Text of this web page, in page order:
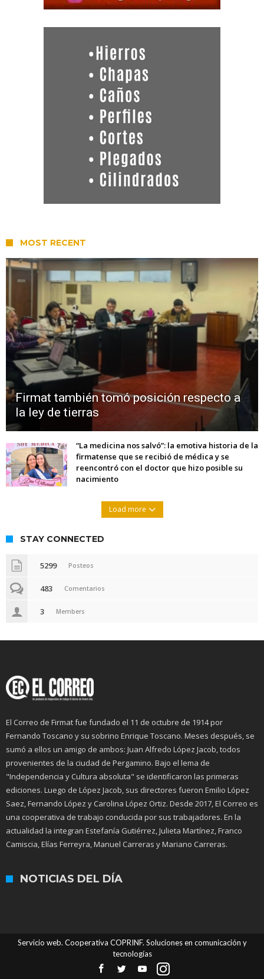
MOST RECENT
Firmat también tomó posición respecto a
la ley de tierras
“La medicina nos salvó”: la emotiva historia de la
firmatense que se recibió de médica y se
reencontró con el doctor que hizo posible su
nacimiento
Load more
STAY CONNECTED
5299 Posteos
483 Comentarios
3 Members
El Correo de Firmat fue fundado el 11 de octubre de 1914 por
Fernando Toscano y su sobrino Enrique Toscano. Meses después, se
sumó a ellos un amigo de ambos: Juan Alfredo López Jacob, todos
provenientes de la ciudad de Pergamino. Bajo el lema de
"Independencia y Cultura absoluta" se identificaron las primeras
ediciones. Luego de López Jacob, sus directores fueron Emilio López
Saez, Fernando López y Carolina López Ortiz. Desde 2017, El Correo es
una cooperativa de trabajo conducida por sus trabajadores. En la
actualidad la integran Estefanía Gutiérrez, Julieta Martínez, Franco
Camiscia, Elías Ferreyra, Manuel Carreras y Mariano Carreras.
NOTICIAS DEL DÍA
Servicio web. Cooperativa COPRINF. Soluciones en comunicación y
tecnologías